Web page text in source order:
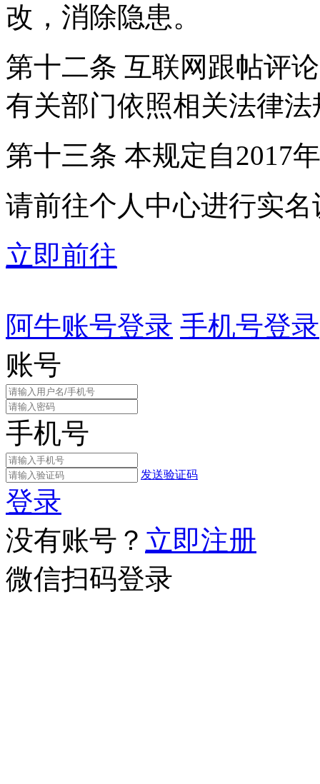
改，消除隐患。
第十二条 互联网跟帖评
有关部门依照相关法律
第十三条 本规定自2017
请前往个人中心进行实名
立即前往
阿牛账号登录 手机号登录
账号
手机号
发送验证码
登录
没有账号？ 立即注册
微信扫码登录